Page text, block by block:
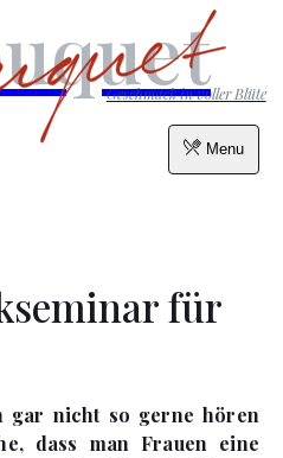
Menu
Geschmack in voller Blüte
für
gar nicht so gerne hören
dass man Frauen eine